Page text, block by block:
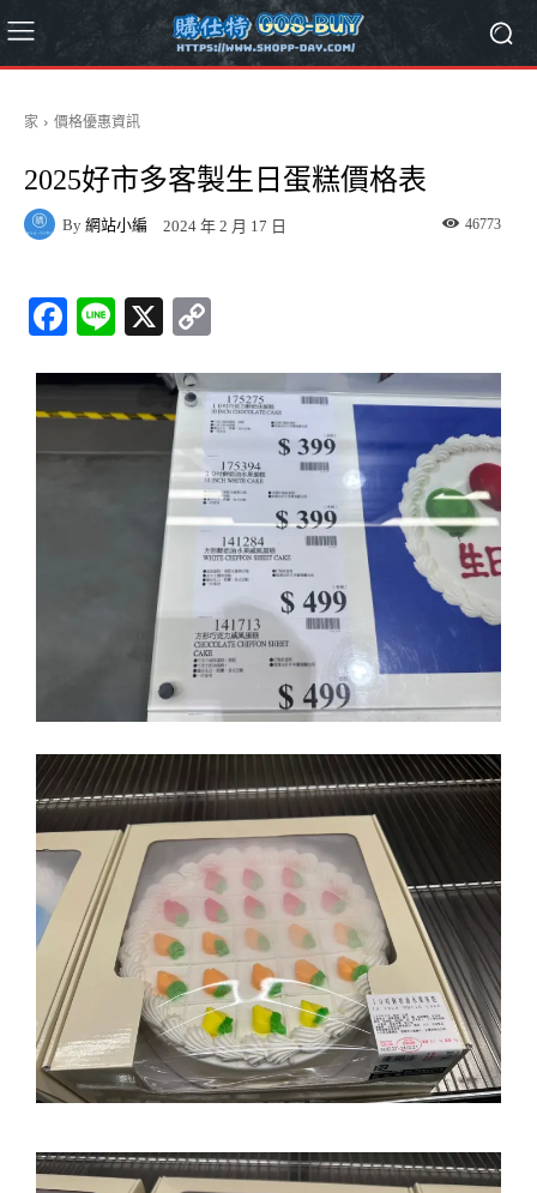
家 價格優惠資訊
2025好市多客製生日蛋糕價格表
By 網站小編 2024 年 2 月 17 日 46773
Fa
bo
ok
Li
X
y
Li
nk